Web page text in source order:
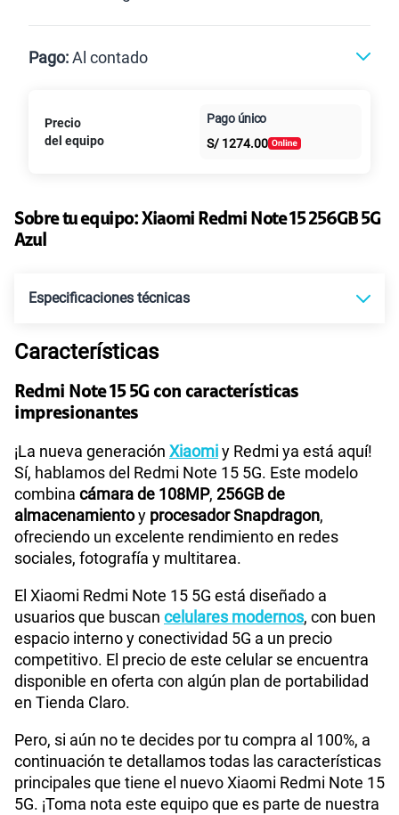
Paga solo
125GBen alta velocidad
S/
Paga solo S/95.90
Pago:Al contado
Al contado Cuotas Claro
intereses
Precio
del equipo
Pago único
S/ 1274.00
Sobre tu equipo:Xiaomi Redmi Note 15 256GB 5G
Azul
Especificaciones técnicas
Tecnología de Pantalla
Procesador Qualcomm 6 Gen 3
Tamaño de Pantalla
WiFI
Peso
Bluetooth Si
Características
Redmi Note 15 5G con características
impresionantes
¡La nueva generación Xiaomiy Redmi ya está aquí!
Sí, hablamos del Redmi Note 15 5G. Este modelo
combina cámara de 108MP, 256GB de
almacenamientoy procesador Snapdragon,
ofreciendo un excelente rendimiento en redes
sociales, fotografía y multitarea.
El Xiaomi Redmi Note 15 5G está diseñado a
usuarios que buscan celulares modernos, con buen
espacio interno y conectividad 5G a un precio
competitivo. El precio de este celular se encuentra
disponible en oferta con algún plan de portabilidad
en Tienda Claro.
Pero, si aún no te decides por tu compra al 100%, a
continuación te detallamos todas las características
principales que tiene el nuevo Xiaomi Redmi Note 15
5G. ¡Toma nota este equipo que es parte de nuestra